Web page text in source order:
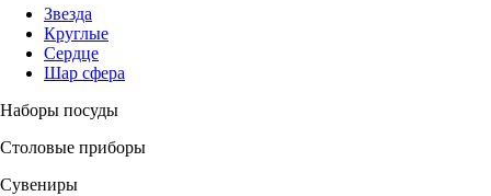
Звезда
Круглые
Сердце
Шар сфера
Наборы посуды
Столовые приборы
Сувениры